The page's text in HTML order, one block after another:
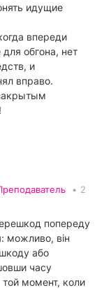
идущие
впереди
обгона, нет
и
вправо.
• 2
попереду
можливо, він
або
часу
той момент, коли